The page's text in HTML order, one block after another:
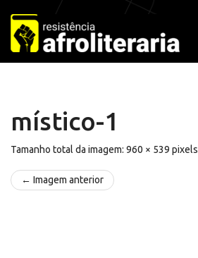
Pular
para
o
conteúdo
místico-1
Tamanho total da imagem: 960 × 539 pixels
← Imagem anterior